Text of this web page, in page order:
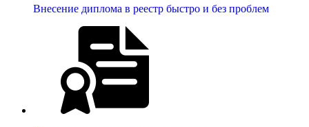
Внесение диплома в реестр быстро и без проблем